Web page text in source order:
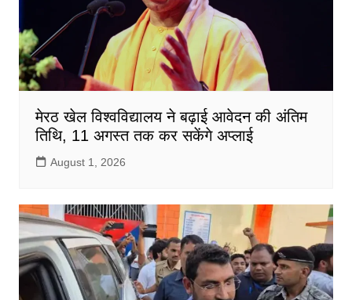
मेरठ खेल विश्वविद्यालय ने बढ़ाई आवेदन की अंतिम
तिथि, 11 अगस्त तक कर सकेंगे अप्लाई
August 1, 2026